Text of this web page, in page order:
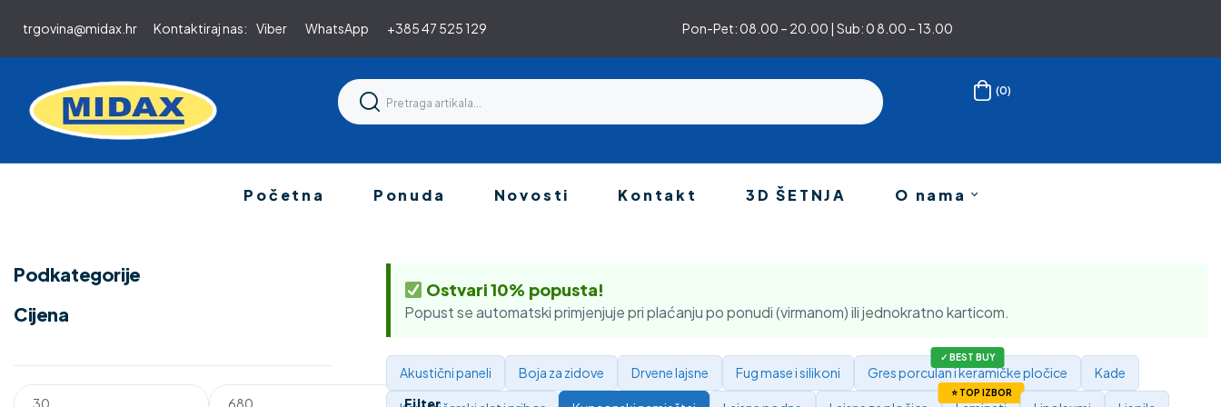
trgovina@midax.hr Kontaktiraj nas: Viber WhatsApp +385 47 525 129 Pon-Pet: 08.00 – 20.00 | Sub: 0 8.00 – 13.00
(0)
Početna Ponuda Novosti Kontakt 3D ŠETNJA O nama
Ostvari 10% popusta!
Popust se automatski primjenjuje pri plaćanju po ponudi (virmanom) ili jednokratno karticom.
Akustični paneli Boja za zidove Drvene lajsne Fug mase i silikoni Gres porculan i keramičke pločice Kade
Podkategorije
Cijena
Filter